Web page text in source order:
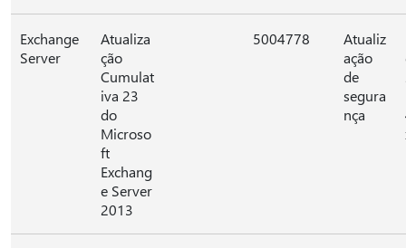
Exchange
Server
Atualiza
ção
Cumulat
iva 23
do
Microso
ft
Exchang
e Server
2013
5004778
Atualiz
ação
de
segura
nça